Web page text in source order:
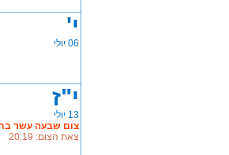
י'
06 יולי
י"ז
13 יולי
צום שבעה עשר
צאת הצום: 20:19